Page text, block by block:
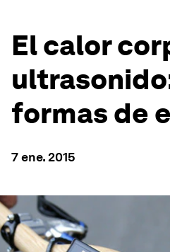
El calor
formas de
7 ene. 2015